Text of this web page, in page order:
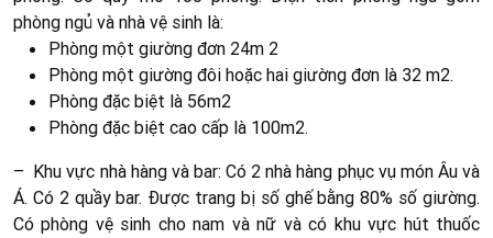
phòng ngủ và nhà vệ sinh là:
Phòng một giường đơn 24m 2
Phòng một giường đôi hoặc hai giường đơn là 32 m2.
Phòng đặc biệt là 56m2
Phòng đặc biệt cao cấp là 100m2.
– Khu vực nhà hàng và bar: Có 2 nhà hàng phục vụ món Âu và
Á. Có 2 quầy bar. Được trang bị số ghế bằng 80% số giường.
Có phòng vệ sinh cho nam và nữ và có khu vực hút thuốc